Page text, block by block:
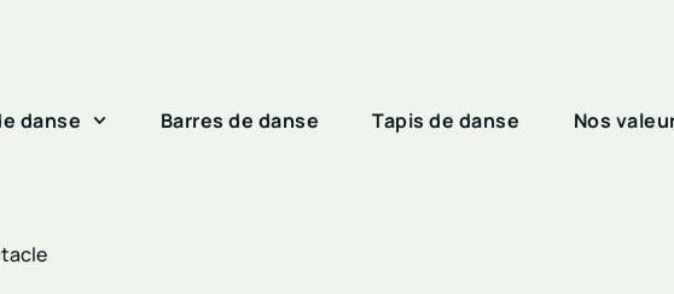
danse Barres de danse Tapis de danse Nos